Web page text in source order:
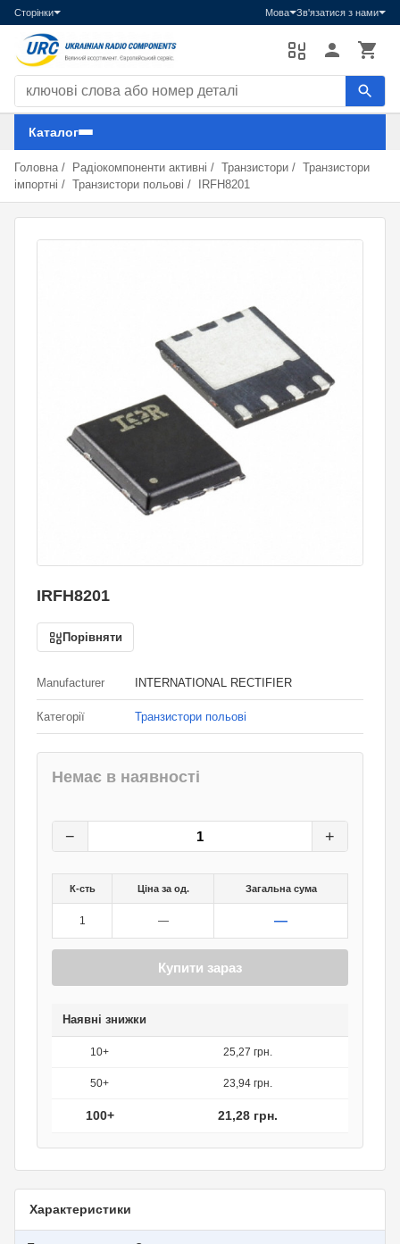
Сторінки Мова Зв'язатися з нами
Пошук компонентів
Каталог
Головна / Радіокомпоненти активні / Транзистори / Транзистори
імпортні / Транзистори польові / IRFH8201
IRFH8201
Порівняти
Manufacturer INTERNATIONAL RECTIFIER
Категорії Транзистори польові
Немає в наявності
− +
К-сть Ціна за од. Загальна сума
1 — —
Купити зараз
Наявні знижки
10+ 25,27 грн.
50+ 23,94 грн.
100+ 21,28 грн.
Характеристики